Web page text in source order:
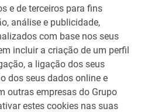
o melhor amigo
gostar. Podem torcer o
que não há nada
e de terceiros para fins
análise e publicidade,
com base nos seus
incluir a criação de um perfil
a ligação dos seus
dos seus dados online e
outras empresas do Grupo
estes cookies nas suas